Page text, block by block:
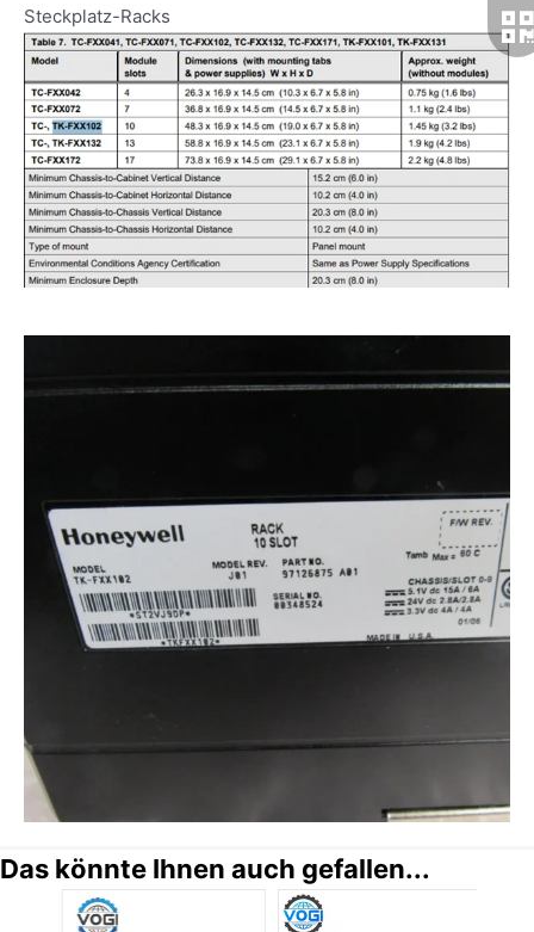
Steckplatz-Racks
Das könnte Ihnen auch gefallen...